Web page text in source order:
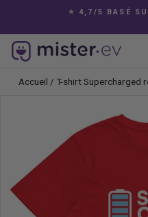
contenu
⭐ 4,7/5 BASÉ
Accueil / T-shirt Supercharged